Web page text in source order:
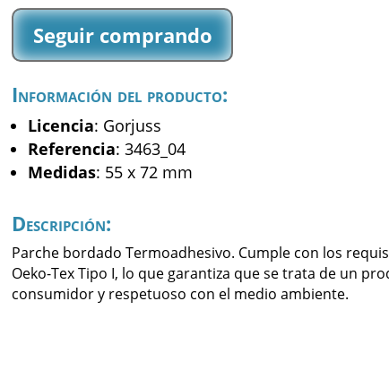
-
(3463_04)
cantidad
Seguir comprando
Información del producto:
Licencia: Gorjuss
Referencia: 3463_04
Medidas: 55 x 72 mm
Descripción:
Parche bordado Termoadhesivo. Cumple con los
Oeko-Tex Tipo I, lo que garantiza que se trata de un
consumidor y respetuoso con el medio ambiente.